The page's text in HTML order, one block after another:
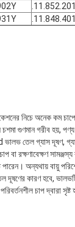
নিচে অনেক কম
গুণমান গরীব হয়,
তেল গ্যাস দূষণ,
বা রক্ষণাবেক্ষণ
অন্যথায় বায়ু
দূষণের কারণ হবে,
চাপ দ্বারা